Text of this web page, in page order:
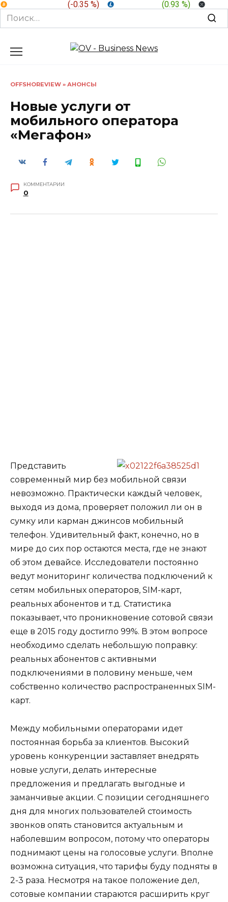
(-0.35 %) (0.93 %)
Search
for:
OFFSHOREVIEW » АНОНСЫ
Новые услуги от
мобильного оператора
«Мегафон»
КОММЕНТАРИИ
0
Представить
современный мир без мобильной связи
невозможно. Практически каждый человек,
выходя из дома, проверяет положил ли он в
сумку или карман джинсов мобильный
телефон. Удивительный факт, конечно, но в
мире до сих пор остаются места, где не знают
об этом девайсе. Исследователи постоянно
ведут мониторинг количества подключений к
сетям мобильных операторов, SIM-карт,
реальных абонентов и т.д. Статистика
показывает, что проникновение сотовой связи
еще в 2015 году достигло 99%. В этом вопросе
необходимо сделать небольшую поправку:
реальных абонентов с активными
подключениями в половину меньше, чем
собственно количество распространенных SIM-
карт.
Между мобильными операторами идет
постоянная борьба за клиентов. Высокий
уровень конкуренции заставляет внедрять
новые услуги, делать интересные
предложения и предлагать выгодные и
заманчивые акции. С позиции сегодняшнего
дня для многих пользователей стоимость
звонков опять становится актуальным и
наболевшим вопросом, потому что операторы
поднимают цены на голосовые услуги. Вполне
возможна ситуация, что тарифы буду подняты в
2-3 раза. Несмотря на такое положение дел,
сотовые компании стараются расширить круг